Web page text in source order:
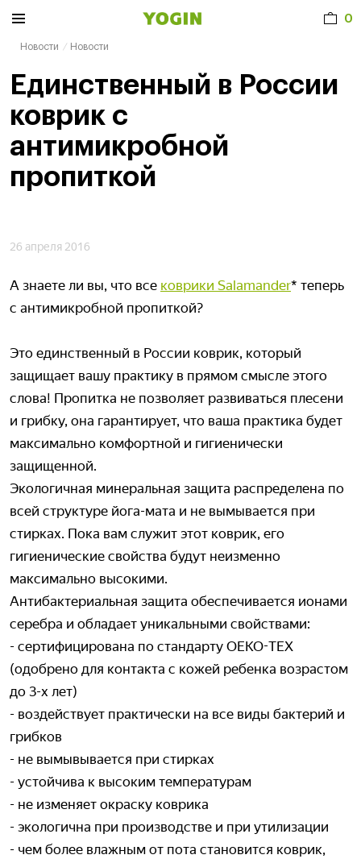
0
Новости Новости
Единственный в России
коврик с
антимикробной
пропиткой
26 апреля 2016
А знаете ли вы, что все коврики Salamander* теперь
с антимикробной пропиткой?
Это единственный в России коврик, который
защищает вашу практику в прямом смысле этого
слова! Пропитка не позволяет развиваться плесени
и грибку, она гарантирует, что ваша практика будет
максимально комфортной и гигиенически
защищенной.
Экологичная минеральная защита распределена по
всей структуре йога-мата и не вымывается при
стирках. Пока вам служит этот коврик, его
гигиенические свойства будут неизменно
максимально высокими.
Антибактериальная защита обеспечивается ионами
серебра и обладает уникальными свойствами:
- сертифицирована по стандарту OEKO-TEX
(одобрено для контакта с кожей ребенка возрастом
до 3-х лет)
- воздействует практически на все виды бактерий и
грибков
- не вымывывается при стирках
- устойчива к высоким температурам
- не изменяет окраску коврика
- экологична при производстве и при утилизации
- чем более влажным от пота становится коврик,